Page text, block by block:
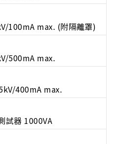
100mA max. (附隔離罩)
500mA max.
400mA max.
試器 1000VA